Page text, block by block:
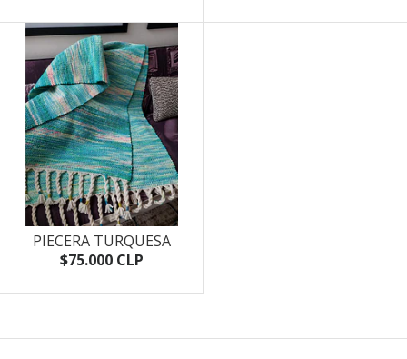
PIECERA TURQUESA
$75.000 CLP